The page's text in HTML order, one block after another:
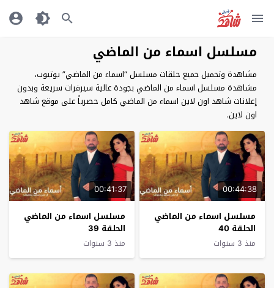
مسلسل اسماء من الماضي
مشاهدة وتحميل جميع حلقات مسلسل “اسماء من الماضي” يوتيوب،
مشاهدة مسلسل اسماء من الماضي بجودة عالية سيرفرات سريعة وبدون
إعلانات شاهد اون لاين اسماء من الماضي كامل حصرياً على موقع شاهد
اون لاين.
00:44:38
مسلسل اسماء من الماضي
الحلقة 40
منذ 3 سنوات
00:41:37
مسلسل اسماء من الماضي
الحلقة 39
منذ 3 سنوات